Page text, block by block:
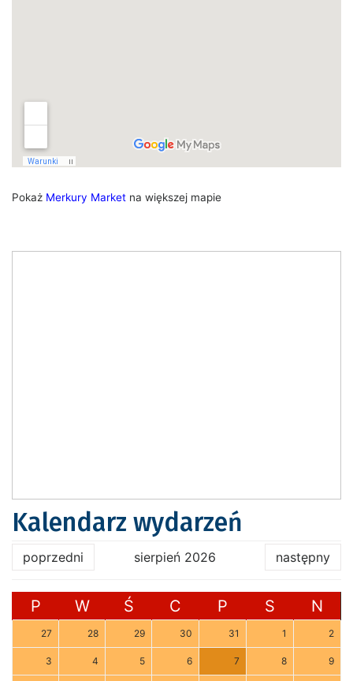
Pokaż Merkury Market na większej mapie
Kalendarz wydarzeń
poprzedni sierpień 2026 następny
P W Ś C P S N
27 28 29 30 31 1 2
3 4 5 6 7 8 9